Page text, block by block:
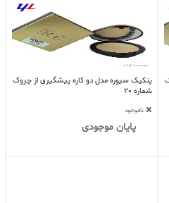
پنکیک سیوره مدل دو کاره پیشگیری از چروک
شماره 20
ناموجود
پایان موجودی